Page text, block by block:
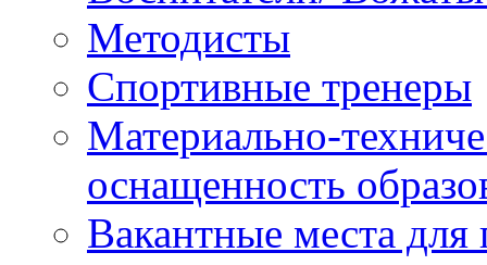
Методисты
Спортивные тренеры
Материально-
оснащенность
Вакантные места для